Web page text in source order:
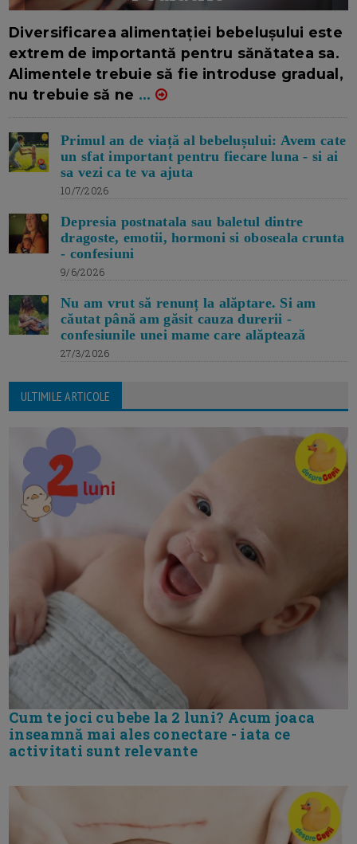
Diversificarea alimentației bebelușului este
extrem de importantă pentru sănătatea sa.
Alimentele trebuie să fie introduse gradual,
nu trebuie să ne ...
Primul an de viață al bebelușului: Avem cate
un sfat important pentru fiecare luna - si ai
sa vezi ca te va ajuta
10/7/2026
Depresia postnatala sau baletul dintre
dragoste, emotii, hormoni si oboseala crunta
- confesiuni
9/6/2026
Nu am vrut să renunț la alăptare. Si am
căutat până am găsit cauza durerii -
confesiunile unei mame care alăptează
27/3/2026
ULTIMILE ARTICOLE
Cum te joci cu bebe la 2 luni? Acum joaca
inseamnă mai ales conectare - iata ce
activitati sunt relevante